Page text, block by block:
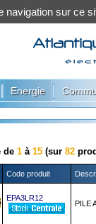
Energie
de 1 à 15 (sur 82
Code produit
EPA3LR12
PILE
navigation sur ce